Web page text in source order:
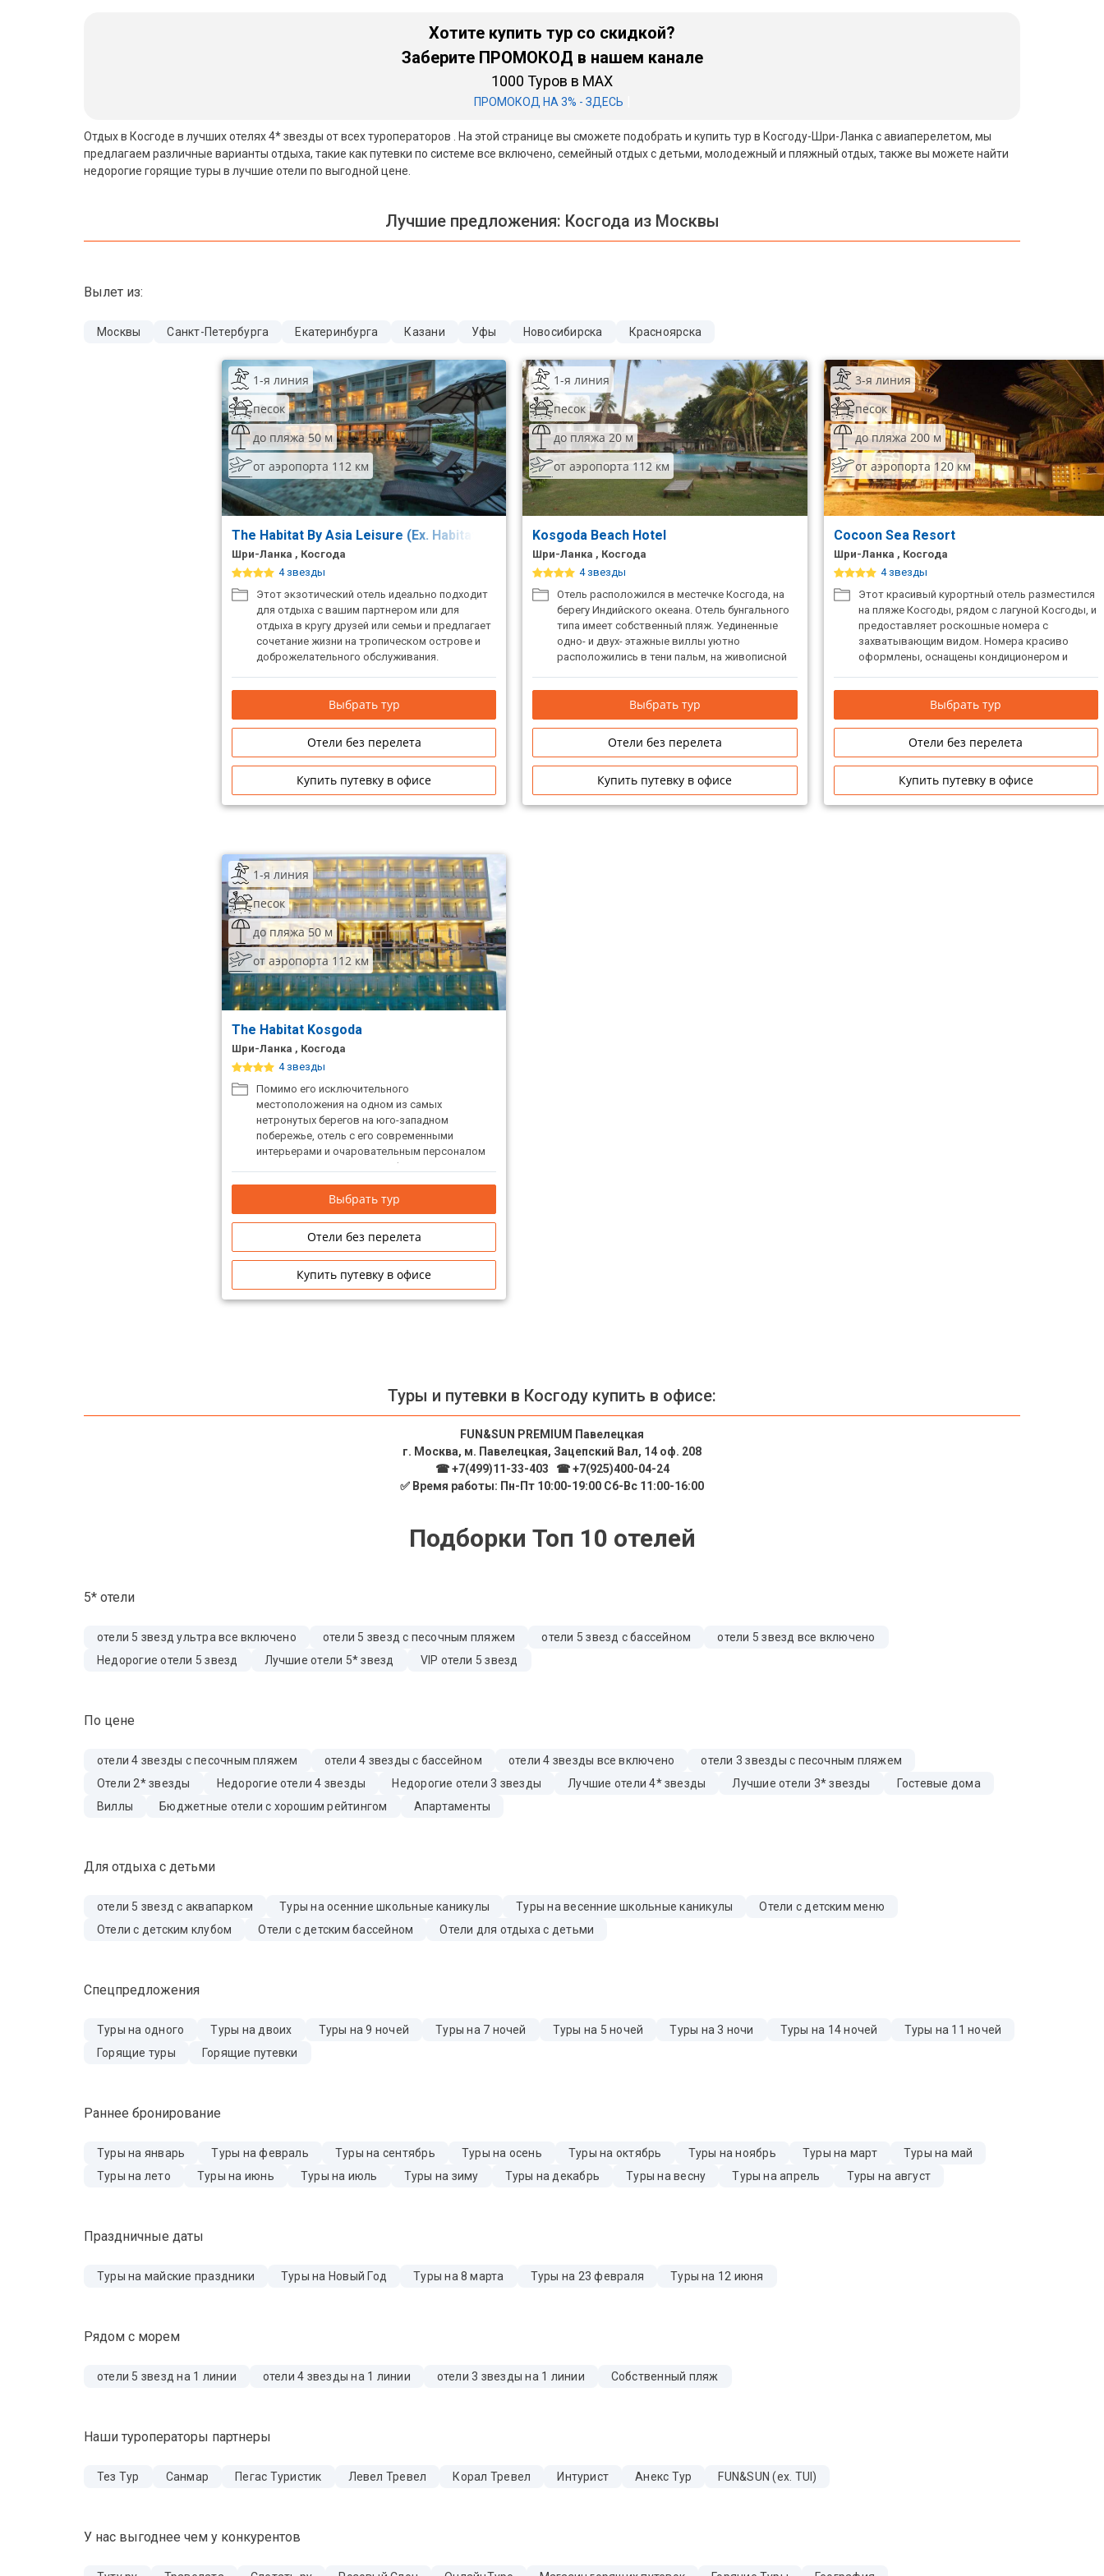
Хотите купить тур со скидкой?
Заберите ПРОМОКОД в нашем канале
1000 Туров в MAX
ПРОМОКОД НА 3% - ЗДЕСЬ
Отдых в Косгоде в лучших отелях 4* звезды от всех туроператоров . На этой странице вы сможете подобрать и купить тур в Косгоду-Шри-Ланка с авиаперелетом, мы
предлагаем различные варианты отдыха, такие как путевки по системе все включено, семейный отдых с детьми, молодежный и пляжный отдых, также вы можете найти
недорогие горящие туры в лучшие отели по выгодной цене.
Лучшие предложения: Косгода из Москвы
Вылет из:
Москвы Санкт-Петербурга Екатеринбурга Казани Уфы Новосибирска Красноярска
1-я линия
песок
до пляжа 50 м
от аэропорта 112 км
The Habitat By Asia Leisure (Ex. Habitat Kosgoda)
Шри-Ланка , Косгода
4 звезды
Этот экзотический отель идеально подходит
для отдыха с вашим партнером или для
отдыха в кругу друзей или семьи и предлагает
сочетание жизни на тропическом острове и
доброжелательного обслуживания.
Выбрать тур
Отели без перелета
Купить путевку в офисе
1-я линия
песок
до пляжа 20 м
от аэропорта 112 км
Kosgoda Beach Hotel
Шри-Ланка , Косгода
4 звезды
Отель расположился в местечке Косгода, на
берегу Индийского океана. Отель бунгального
типа имеет собственный пляж. Уединенные
одно- и двух- этажные виллы уютно
расположились в тени пальм, на живописной
рекой. На территории отеля – ухоженные
лужайки с лежаками для отдыха, красивый
бассейн с прохладной водой.
Выбрать тур
Отели без перелета
Купить путевку в офисе
3-я линия
песок
до пляжа 200 м
от аэропорта 120 км
Cocoon Sea Resort
Шри-Ланка , Косгода
4 звезды
Этот красивый курортный отель разместился
на пляже Косгоды, рядом с лагуной Косгоды, и
предоставляет роскошные номера с
захватывающим видом. Номера красиво
оформлены, оснащены кондиционером и
Выбрать тур
Отели без перелета
Купить путевку в офисе
1-я линия
песок
до пляжа 50 м
от аэропорта 112 км
The Habitat Kosgoda
Шри-Ланка , Косгода
4 звезды
Помимо его исключительного
местоположения на одном из самых
нетронутых берегов на юго-западном
побережье, отель с его современными
интерьерами и очаровательным персоналом
предлагает превосходную формулу для
полного расслабления. Этот экзотический
отель идеально подходит для отдыха с вашим
партнером или для отдыха в кругу друзей или
семьи и предлагает сочетание жизни на
тропическом острове и доброжелательного
обслуживания.
Выбрать тур
Отели без перелета
Купить путевку в офисе
Туры и путевки в Косгоду купить в офисе:
FUN&SUN PREMIUM Павелецкая
г. Москва, м. Павелецкая, Зацепский Вал, 14 оф. 208
☎ +7(499)11-33-403
☎ +7(925)400-04-24
✅ Время работы: Пн-Пт 10:00-19:00 Сб-Вс 11:00-16:00
Подборки Топ 10 отелей
5* отели
отели 5 звезд ультра все включено отели 5 звезд с песочным пляжем отели 5 звезд с бассейном
отели 5 звезд все включено
Недорогие отели 5 звезд
Лучшие отели 5* звезд VIP отели 5 звезд
По цене
отели 4 звезды с песочным пляжем отели 4 звезды с бассейном отели 4 звезды все включено
отели 3 звезды с песочным пляжем
Отели 2* звезды
Недорогие отели 4 звезды Недорогие отели 3 звезды Лучшие отели 4* звезды Лучшие отели 3* звезды
Гостевые дома
Виллы
Бюджетные отели с хорошим рейтингом Апартаменты
Для отдыха с детьми
отели 5 звезд с аквапарком Туры на осенние школьные каникулы Туры на весенние школьные каникулы
Отели с детским меню
Отели с детским клубом
Отели с детским бассейном Отели для отдыха с детьми
Спецпредложения
Туры на одного Туры на двоих Туры на 9 ночей Туры на 7 ночей Туры на 5 ночей Туры на 3 ночи Туры на 14 ночей
Туры на 11 ночей
Горящие туры
Горящие путевки
Раннее бронирование
Туры на январь Туры на февраль Туры на сентябрь Туры на осень Туры на октябрь Туры на ноябрь Туры на март
Туры на май
Туры на лето
Туры на июнь Туры на июль Туры на зиму Туры на декабрь Туры на весну Туры на апрель Туры на август
Праздничные даты
Туры на майские праздники Туры на Новый Год Туры на 8 марта Туры на 23 февраля Туры на 12 июня
Рядом с морем
отели 5 звезд на 1 линии отели 4 звезды на 1 линии отели 3 звезды на 1 линии Собственный пляж
Наши туроператоры партнеры
Тез Тур Санмар Пегас Туристик Левел Тревел Корал Тревел Интурист Анекс Тур FUN&SUN (ex. TUI)
У нас выгоднее чем у конкурентов
Северный Гоа
Южный Гоа
Кав Мин Воды
Экскурсионные туры